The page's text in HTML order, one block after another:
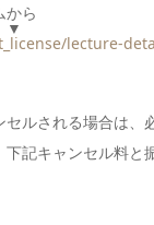
から
lecture-
ルされる場合は、
記キャンセル料と